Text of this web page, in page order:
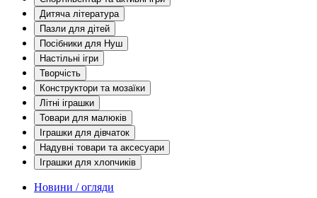
Дитяча література
Пазли для дітей
Посібники для Нуш
Настільні ігри
Творчість
Конструктори та мозаїки
Літні іграшки
Товари для малюків
Іграшки для дівчаток
Надувні товари та аксесуари
Іграшки для хлопчиків
Новини / огляди